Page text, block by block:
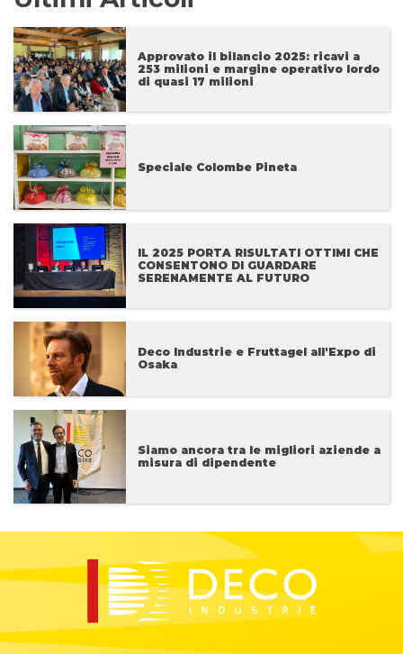
Approvato il bilancio 2025: ricavi a
253 milioni e margine operativo lordo
di quasi 17 milioni
Speciale Colombe Pineta
IL 2025 PORTA RISULTATI OTTIMI CHE
CONSENTONO DI GUARDARE
SERENAMENTE AL FUTURO
Deco Industrie e Fruttagel all'Expo di
Osaka
Siamo ancora tra le migliori aziende a
misura di dipendente